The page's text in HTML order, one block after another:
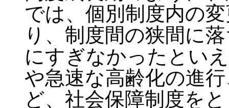
では、個別制度内の
り、制度間の狭間に
にすぎなかったとい
や急速な高齢化の進
ど、社会保障制度を